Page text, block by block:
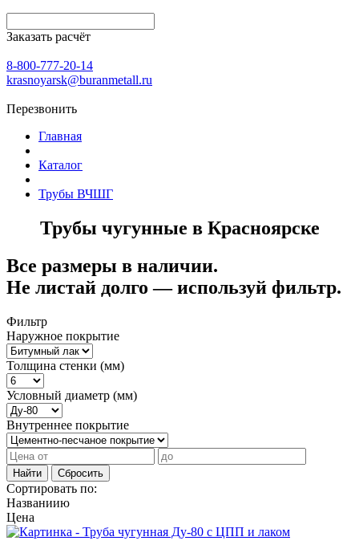
Заказать расчёт
8-800-777-20-14
krasnoyarsk@buranmetall.ru
Перезвонить
Главная
Каталог
Трубы ВЧШГ
Трубы чугунные в Красноярске
Все размеры в наличии.
Не листай долго — используй фильтр.
Фильтр
Наружное покрытие
Толщина стенки (мм)
Условный диаметр (мм)
Внутреннее покрытие
Найти Сбросить
Сортировать по:
Названиию
Цена